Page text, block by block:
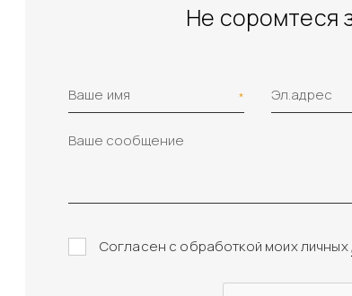
Не соромтеся
Ваше имя Эл.адрес
Согласен с обработкой моих личных